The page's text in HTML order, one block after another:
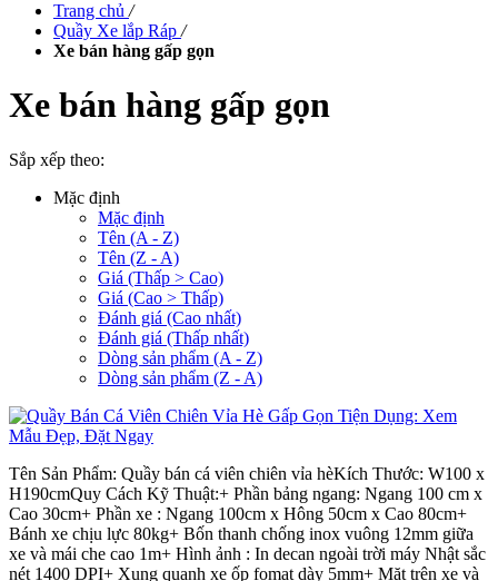
Trang chủ /
Quầy Xe lắp Ráp /
Xe bán hàng gấp gọn
Xe bán hàng gấp gọn
Sắp xếp theo:
Mặc định
Mặc định
Tên (A - Z)
Tên (Z - A)
Giá (Thấp > Cao)
Giá (Cao > Thấp)
Đánh giá (Cao nhất)
Đánh giá (Thấp nhất)
Dòng sản phẩm (A - Z)
Dòng sản phẩm (Z - A)
Tên Sản Phẩm: Quầy bán cá viên chiên vỉa hèKích Thước: W100 x
H190cmQuy Cách Kỹ Thuật:+ Phần bảng ngang: Ngang 100 cm x
Cao 30cm+ Phần xe : Ngang 100cm x Hông 50cm x Cao 80cm+
Bánh xe chịu lực 80kg+ Bốn thanh chống inox vuông 12mm giữa
xe và mái che cao 1m+ Hình ảnh : In decan ngoài trời máy Nhật sắc
nét 1400 DPI+ Xung quanh xe ốp fomat dày 5mm+ Mặt trên xe và